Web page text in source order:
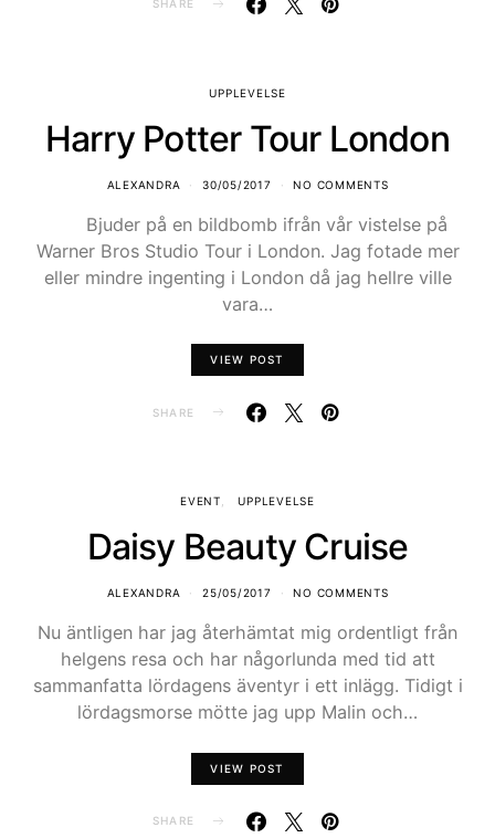
SHARE
UPPLEVELSE
Harry Potter Tour London
ALEXANDRA 30/05/2017 NO COMMENTS
Bjuder på en bildbomb ifrån vår vistelse på
Warner Bros Studio Tour i London. Jag fotade mer
eller mindre ingenting i London då jag hellre ville
vara…
VIEW POST
SHARE
EVENT UPPLEVELSE
Daisy Beauty Cruise
ALEXANDRA 25/05/2017 NO COMMENTS
Nu äntligen har jag återhämtat mig ordentligt från
helgens resa och har någorlunda med tid att
sammanfatta lördagens äventyr i ett inlägg. Tidigt i
lördagsmorse mötte jag upp Malin och…
VIEW POST
SHARE